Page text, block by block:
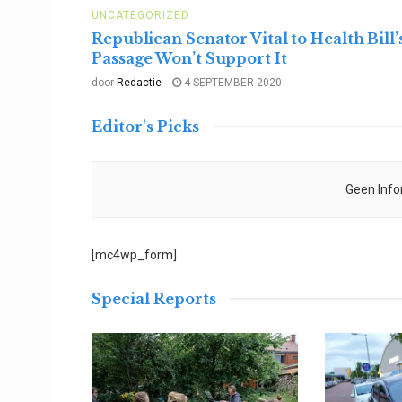
UNCATEGORIZED
Republican Senator Vital to Health
Passage Won’t Support It
door Redactie 4 SEPTEMBER 2020
Editor's Picks
Geen
[mc4wp_form]
Special Reports